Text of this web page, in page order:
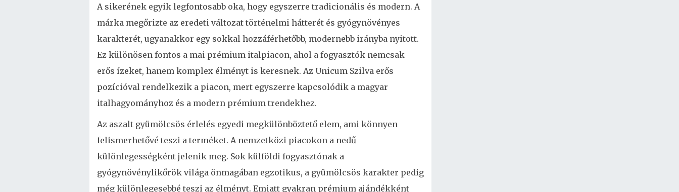
A sikerének egyik legfontosabb oka, hogy egyszerre tradicionális és modern. A
márka megőrizte az eredeti változat történelmi hátterét és gyógynövényes
karakterét, ugyanakkor egy sokkal hozzáférhetőbb, modernebb irányba nyitott.
Ez különösen fontos a mai prémium italpiacon, ahol a fogyasztók nemcsak
erős ízeket, hanem komplex élményt is keresnek. Az Unicum Szilva erős
pozícióval rendelkezik a piacon, mert egyszerre kapcsolódik a magyar
italhagyományhoz és a modern prémium trendekhez.
Az aszalt gyümölcsös érlelés egyedi megkülönböztető elem, ami könnyen
felismerhetővé teszi a terméket. A nemzetközi piacokon a nedű
különlegességként jelenik meg. Sok külföldi fogyasztónak a
gyógynövénylikőrök világa önmagában egzotikus, a gyümölcsös karakter pedig
még különlegesebbé teszi az élményt. Emiatt gyakran prémium ajándékként